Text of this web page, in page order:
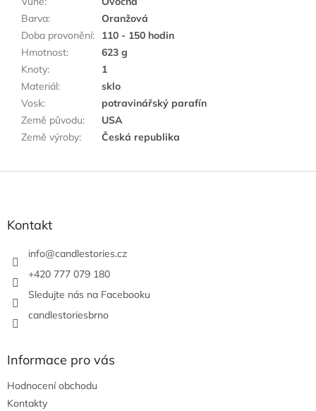
Barva:
Oranžová
Doba provonění:
110 - 150 hodin
Hmotnost:
623 g
Knoty:
1
Materiál:
sklo
Vosk:
potravinářský parafín
Země původu:
USA
Země výroby: Česká republika
Kontakt
info@candlestories.cz
+420 777 079 180
Sledujte nás na Facebooku
candlestoriesbrno
Informace pro vás
Hodnocení obchodu
Kontakty